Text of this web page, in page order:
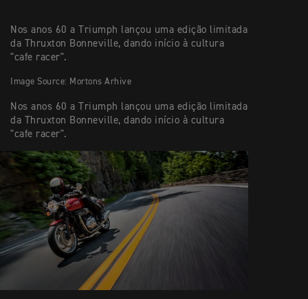
Nos anos 60 a Triumph lançou uma edição limitada
da Thruxton Bonneville, dando início à cultura
"cafe racer".
Image Source: Mortons Arhive
Nos anos 60 a Triumph lançou uma edição limitada
da Thruxton Bonneville, dando início à cultura
"cafe racer".